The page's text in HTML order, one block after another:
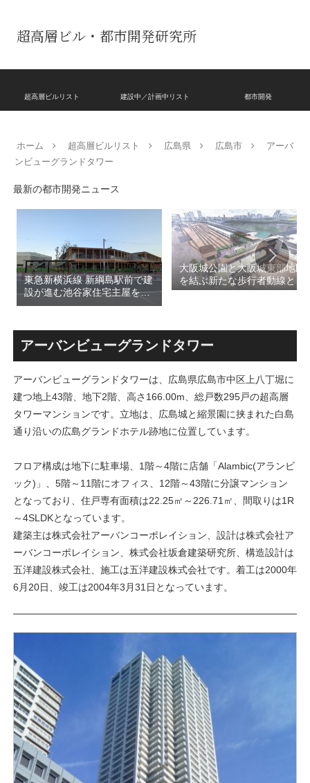
超高層ビル・都市開発研究所
超高層ビルリスト 建設中／計画中リスト 都市開発
ホーム 超高層ビルリスト 広島県 広島市
アーバ
ンビューグランドタワー
最新の都市開発ニュース
東急新横浜線 新綱島駅前で建
設が進む池谷家住宅主屋を活
用した「新綱島MICCA」！！
による新たな駅前拠点が2026
年秋誕生へ！！
大阪城公園と大阪城東部地区
を結ぶ新たな歩行者動線とな
る「大阪城公園接続デッ
表！！
アーバンビューグランドタワー
アーバンビューグランドタワーは、広島県広島市中区上八丁堀に
建つ地上43階、地下2階、高さ166.00m、総戸数295戸の超高層
タワーマンションです。立地は、広島城と縮景園に挟まれた白島
通り沿いの広島グランドホテル跡地に位置しています。
フロア構成は地下に駐車場、1階～4階に店舗「Alambic(アランビ
ック)」、5階～11階にオフィス、12階～43階に分譲マンション
となっており、住戸専有面積は22.25㎡～226.71㎡、間取りは1R
～4SLDKとなっています。
建築主は株式会社アーバンコーポレイション、設計は株式会社ア
ーバンコーポレイション、株式会社坂倉建築研究所、構造設計は
五洋建設株式会社、施工は五洋建設株式会社です。着工は2000年
6月20日、竣工は2004年3月31日となっています。